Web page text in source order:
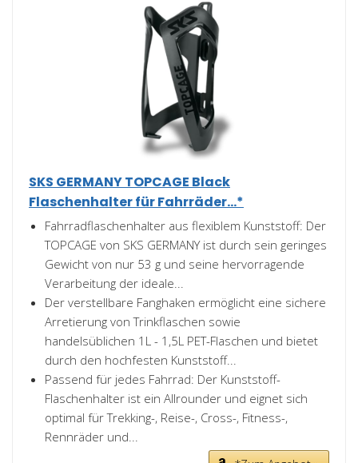
SKS GERMANY TOPCAGE Black
Flaschenhalter für Fahrräder...*
Fahrradflaschenhalter aus flexiblem Kunststoff: Der
TOPCAGE von SKS GERMANY ist durch sein geringes
Gewicht von nur 53 g und seine hervorragende
Verarbeitung der ideale...
Der verstellbare Fanghaken ermöglicht eine sichere
Arretierung von Trinkflaschen sowie
handelsüblichen 1L - 1,5L PET-Flaschen und bietet
durch den hochfesten Kunststoff...
Passend für jedes Fahrrad: Der Kunststoff-
Flaschenhalter ist ein Allrounder und eignet sich
optimal für Trekking-, Reise-, Cross-, Fitness-,
Rennräder und...